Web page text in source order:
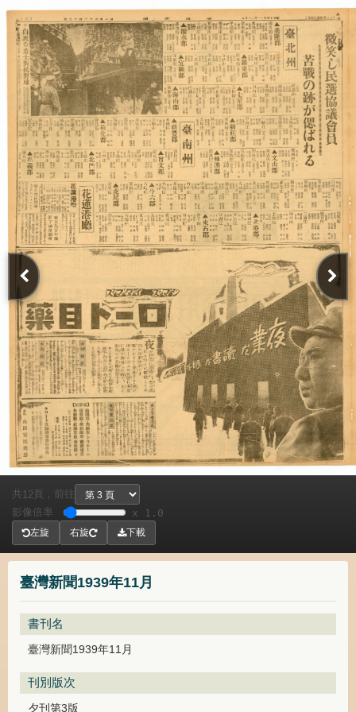
臺灣新聞1939年11月
書刊名
臺灣新聞1939年11月
刊別版次
夕刊第3版
共 12頁， 前往
影像倍率
x 1.0
左旋 右旋 下載